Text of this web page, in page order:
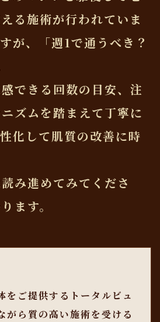
る施術が行われていま
が、「週1で通うべき？
できる回数の目安、注
ズムを踏まえて丁寧に
化して肌質の改善に時
み進めてみてくださ
ます。
をご提供するトータルビュ
がら質の高い施術を受ける